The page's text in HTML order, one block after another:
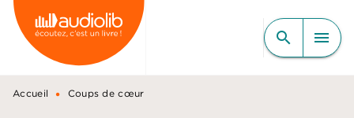
MENU RECHERCHE
CONTENU
PIED DE PAGE
search menu
Accueil • Coups de cœur